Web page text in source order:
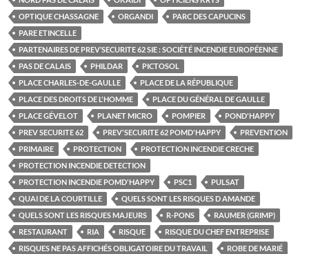
OPTIQUE CHASSAGNE
ORGANDI
PARC DES CAPUCINS
PARE ETINCELLE
PARTENAIRES DE PREV’SECURITE 62 SIE : SOCIÉTÉ INCENDIE EUROPÉENNE
PAS DE CALAIS
PHILDAR
PICTOSOL
PLACE CHARLES-DE-GAULLE
PLACE DE LA RÉPUBLIQUE
PLACE DES DROITS DE L'HOMME
PLACE DU GÉNÉRAL DE GAULLE
PLACE GÉVELOT
PLANET MICRO POMPIER
POND'HAPPY
PREV SECURITE 62
PREV'SECURITE 62 POMD'HAPPY
PREVENTION
PRIMAIRE
PROTECTION
PROTECTION INCENDIE CRECHE
PROTECTION INCENDIE DETECTION
PROTECTION INCENDIE POMD'HAPPY
PSC1
PULSAT
QUAI DE LA COURTILLE
QUELS SONT LES RISQUES D AMANDE
QUELS SONT LES RISQUES MAJEURS
R-PONS
RAUMER (GRIMP)
RESTAURANT
RIA RISQUE
RISQUE DU CHEF ENTREPRISE
RISQUES NE PAS AFFICHÉS OBLIGATOIRE DU TRAVAIL
ROBE DE MARIÉ